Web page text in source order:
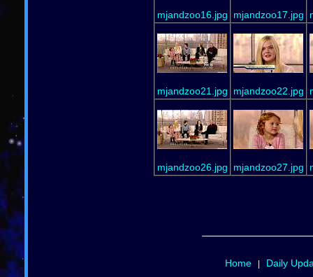
mjandzoo16.jpg mjandzoo17.jpg
mjandzoo21.jpg mjandzoo22.jpg
mjandzoo26.jpg mjandzoo27.jpg
Home| Daily